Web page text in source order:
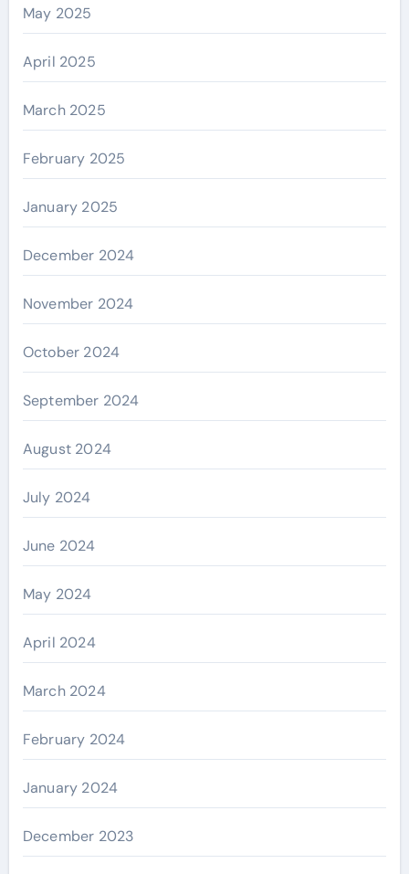
May 2025
April 2025
March 2025
February 2025
January 2025
December 2024
November 2024
October 2024
September 2024
August 2024
July 2024
June 2024
May 2024
April 2024
March 2024
February 2024
January 2024
December 2023